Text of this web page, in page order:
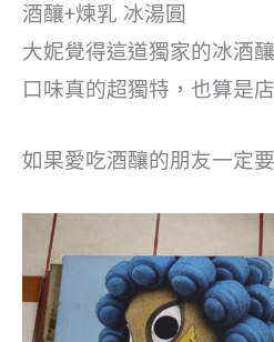
酒釀+煉乳 冰湯圓
大妮覺得這道獨家的冰酒
口味真的超獨特，也算是
如果愛吃酒釀的朋友一定